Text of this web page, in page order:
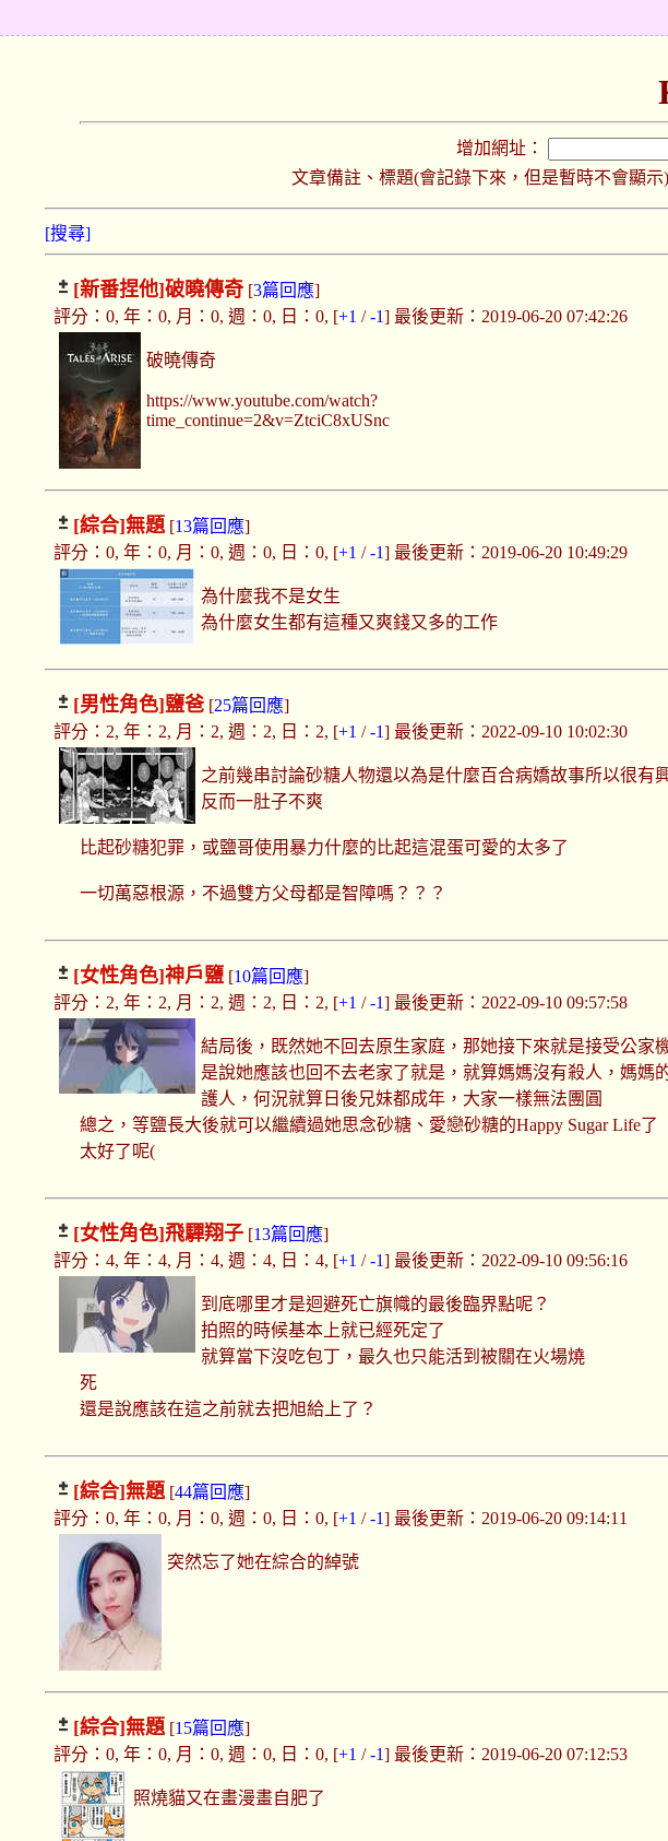
增加網址：
文章備註、標題(會記錄下來，但是暫時不會顯示)
[搜尋]
[新番捏他]破曉傳奇 [3篇回應]
評分：0, 年：0, 月：0, 週：0, 日：0, [+1 /-1] 最後更新：2019-06-20 07:42:26
破曉傳奇
https://www.youtube.com/watch?
time_continue=2&v=ZtciC8xUSnc
[綜合]無題 [13篇回應]
評分：0, 年：0, 月：0, 週：0, 日：0, [+1 /-1] 最後更新：2019-06-20 10:49:29
為什麼我不是女生
為什麼女生都有這種又爽錢又多的工作
[男性角色]鹽爸 [25篇回應]
評分：2, 年：2, 月：2, 週：2, 日：2, [+1 /-1] 最後更新：2022-09-10 10:02:30
之前幾串討論砂糖人物還以為是什麼百合病嬌故事所以很有
反而一肚子不爽
比起砂糖犯罪，或鹽哥使用暴力什麼的比起這混蛋可愛的太多了
一切萬惡根源，不過雙方父母都是智障嗎？？？
[女性角色]神戶鹽 [10篇回應]
評分：2, 年：2, 月：2, 週：2, 日：2, [+1 /-1] 最後更新：2022-09-10 09:57:58
結局後，既然她不回去原生家庭，那她接下來就是接受公家
是說她應該也回不去老家了就是，就算媽媽沒有殺人，媽
護人，何況就算日後兄妹都成年，大家一樣無法團圓
總之，等鹽長大後就可以繼續過她思念砂糖、愛戀砂糖的Happy Sugar Life了
太好了呢(
[女性角色]飛驒翔子 [13篇回應]
評分：4, 年：4, 月：4, 週：4, 日：4, [+1 /-1] 最後更新：2022-09-10 09:56:16
到底哪里才是迴避死亡旗幟的最後臨界點呢？
拍照的時候基本上就已經死定了
就算當下沒吃包丁，最久也只能活到被關在火場燒
死
還是說應該在這之前就去把旭給上了？
[綜合]無題 [44篇回應]
評分：0, 年：0, 月：0, 週：0, 日：0, [+1 /-1] 最後更新：2019-06-20 09:14:11
突然忘了她在綜合的綽號
[綜合]無題 [15篇回應]
評分：0, 年：0, 月：0, 週：0, 日：0, [+1 /-1] 最後更新：2019-06-20 07:12:53
照燒貓又在畫漫畫自肥了